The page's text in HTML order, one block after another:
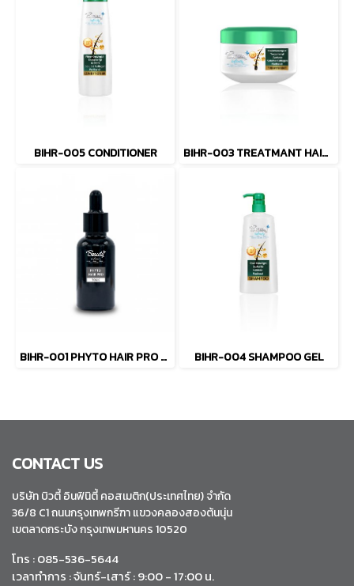
BIHR-005 CONDITIONER BIHR-003 TREATMANT HAIR MASK
BIHR-001 PHYTO HAIR PRO TONIC BIHR-004 SHAMPOO GEL
CONTACT US
บริษัท บิวตี้ อินฟินิตี้ คอสเมติก(ประเทศไทย) จำกัด
36/8 C1 ถนนกรุงเทพกรีฑา แขวงคลองสองต้นนุ่น
เขตลาดกระบัง กรุงเทพมหานคร 10520
โทร : 085-536-5644
เวลาทำการ : จันทร์-เสาร์ : 9:00 - 17:00 น.